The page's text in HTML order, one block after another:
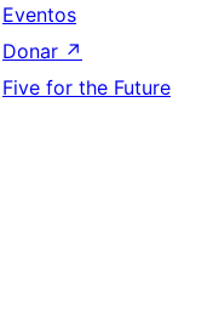
Eventos
Donar ↗
Five for the Future